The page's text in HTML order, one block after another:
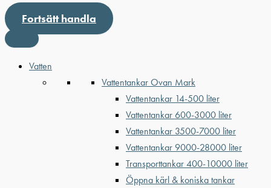
Fortsätt handla
Vatten
Vattentankar Ovan Mark
Vattentankar 14-500 liter
Vattentankar 600-3000 liter
Vattentankar 3500-7000 liter
Vattentankar 9000-28000 liter
Transporttankar 400-10000 liter
Öppna kärl & koniska tankar